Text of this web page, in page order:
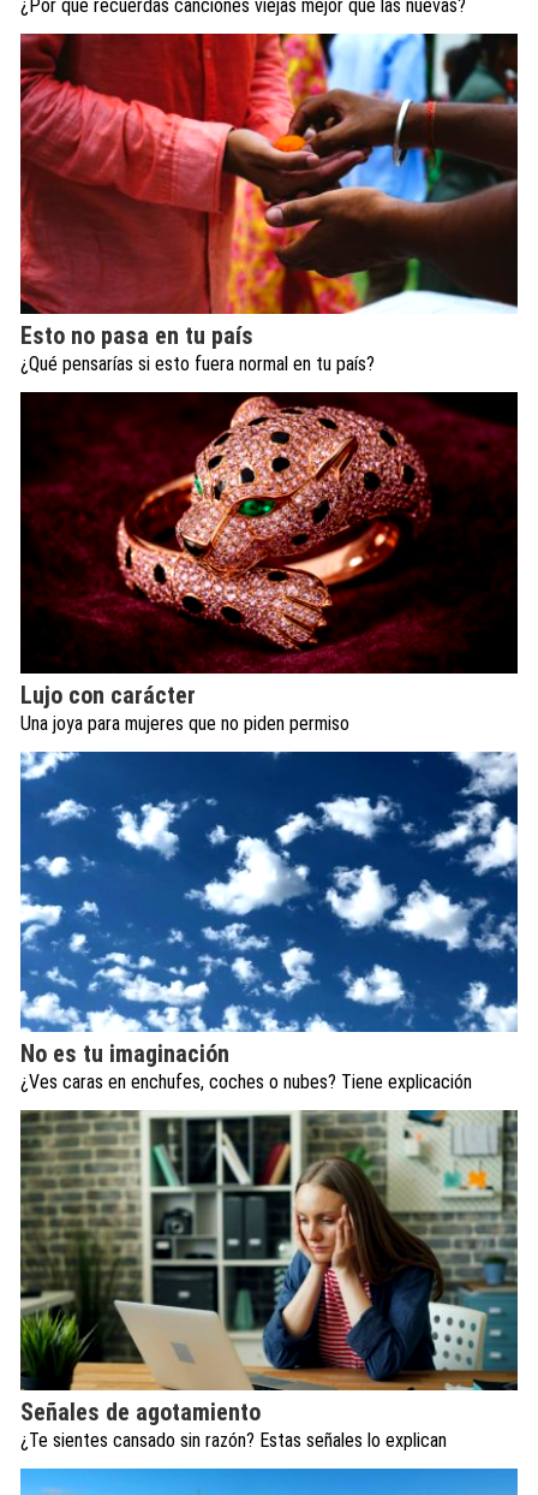
¿Por qué recuerdas canciones viejas mejor que las nuevas?
Esto no pasa en tu país
¿Qué pensarías si esto fuera normal en tu país?
Lujo con carácter
Una joya para mujeres que no piden permiso
No es tu imaginación
¿Ves caras en enchufes, coches o nubes? Tiene explicación
Señales de agotamiento
¿Te sientes cansado sin razón? Estas señales lo explican